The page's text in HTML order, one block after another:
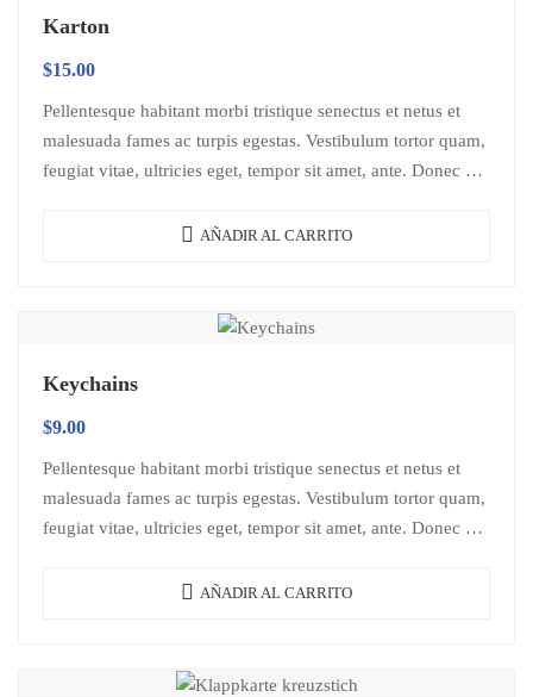
Karton
$15.00
Pellentesque habitant morbi tristique senectus et netus et
malesuada fames ac turpis egestas. Vestibulum tortor quam,
feugiat vitae, ultricies eget, tempor sit amet, ante. Donec eu
AÑADIR AL CARRITO
Keychains
$9.00
Pellentesque habitant morbi tristique senectus et netus et
malesuada fames ac turpis egestas. Vestibulum tortor quam,
feugiat vitae, ultricies eget, tempor sit amet, ante. Donec eu
AÑADIR AL CARRITO